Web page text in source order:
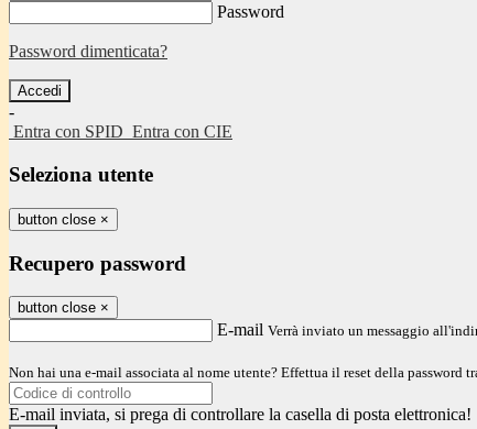
Password
Password dimenticata?
-
Entra con SPID Entra con CIE
Seleziona utente
button close ×
Recupero password
button close ×
E-mail Verrà inviato un messaggio
Non hai una e-mail associata al nome utente? Effettua il reset della password
E-mail inviata, si prega di controllare la casella di posta elettronica!